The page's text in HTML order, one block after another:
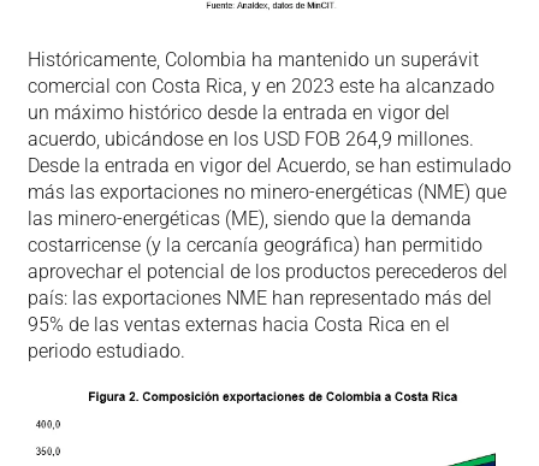
Históricamente, Colombia ha mantenido un superávit
comercial con Costa Rica, y en 2023 este ha alcanzado
un máximo histórico desde la entrada en vigor del
acuerdo, ubicándose en los USD FOB 264,9 millones.
Desde la entrada en vigor del Acuerdo, se han estimulado
más las exportaciones no minero-energéticas (NME) que
las minero-energéticas (ME), siendo que la demanda
costarricense (y la cercanía geográfica) han permitido
aprovechar el potencial de los productos perecederos del
país: las exportaciones NME han representado más del
95% de las ventas externas hacia Costa Rica en el
periodo estudiado.